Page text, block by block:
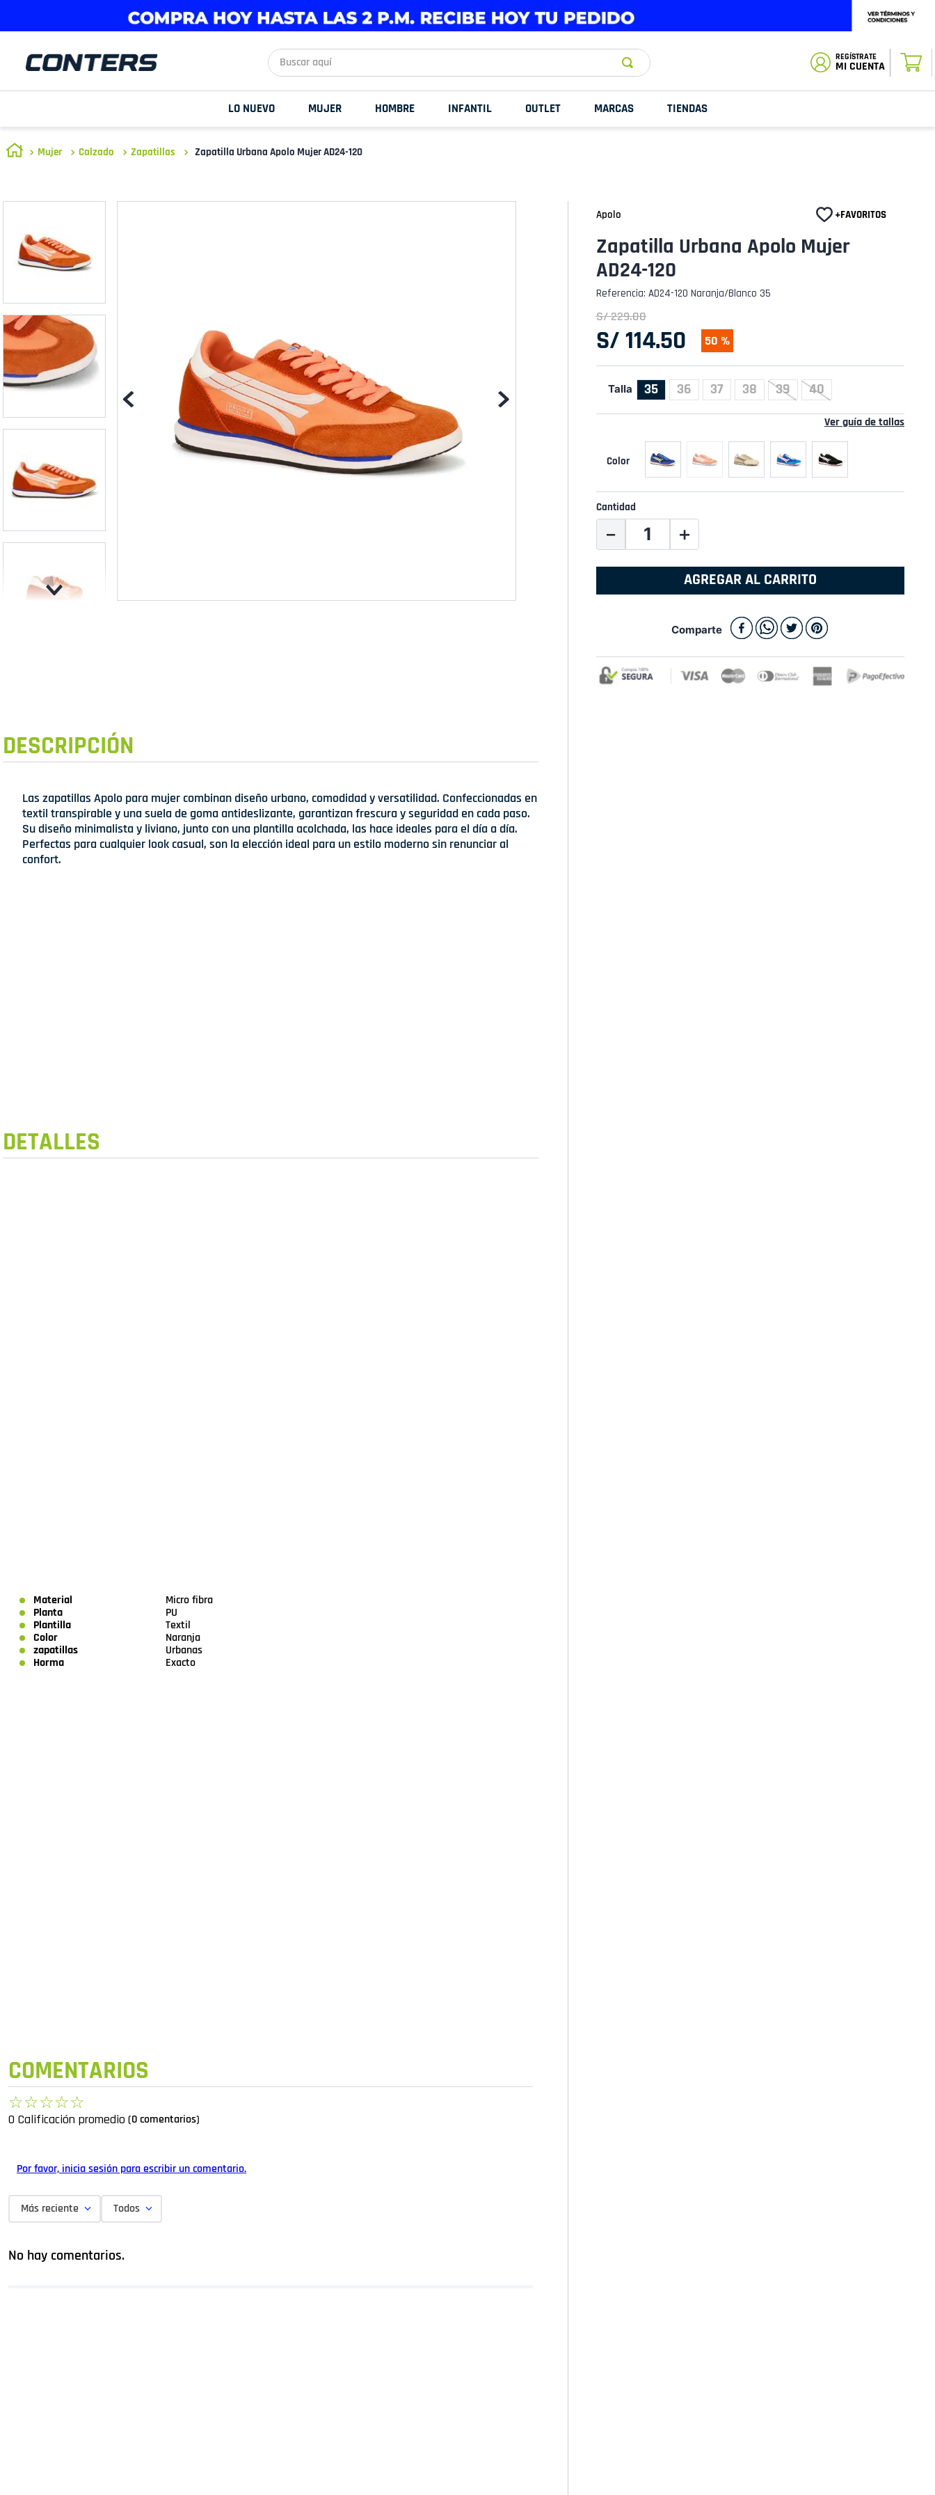
Buscar aquí
MI CUENTA
LO NUEVO MUJER HOMBRE INFANTIL OUTLET MARCAS TIENDAS
Mujer Calzado Zapatillas Zapatilla Urbana Apolo Mujer AD24-120
DESCRIPCIÓN
Las zapatillas Apolo para mujer combinan diseño urbano, comodidad y versatilidad. Confeccionadas en
textil transpirable y una suela de goma antideslizante, garantizan frescura y seguridad en cada paso.
Su diseño minimalista y liviano, junto con una plantilla acolchada, las hace ideales para el día a día.
Perfectas para cualquier look casual, son la elección ideal para un estilo moderno sin renunciar al
confort.
DETALLES
Material
Micro fibra
Planta
PU
Plantilla
Textil
Color
Naranja
zapatillas
Urbanas
Horma
Exacto
COMENTARIOS
☆☆☆☆☆
0 Calificación promedio (0 comentarios)
Por favor, inicia sesión para escribir un comentario.
Más reciente Todos
No hay comentarios.
Apolo
Zapatilla Urbana Apolo Mujer
AD24-120
Referencia: AD24-120 Naranja/Blanco 35
S/229.00
S/ 114.50 50 %
Talla 35 36 37 38 39 40
Ver guía de tallas
Cantidad
＋
－
AGREGAR AL CARRITO
Comparte